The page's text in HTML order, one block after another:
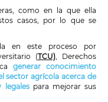
como en la que ella
casos, por lo que se
en este proceso por
(TCU), Derechos
generar conocimiento
sector agrícola acerca de
legales para mejorar sus